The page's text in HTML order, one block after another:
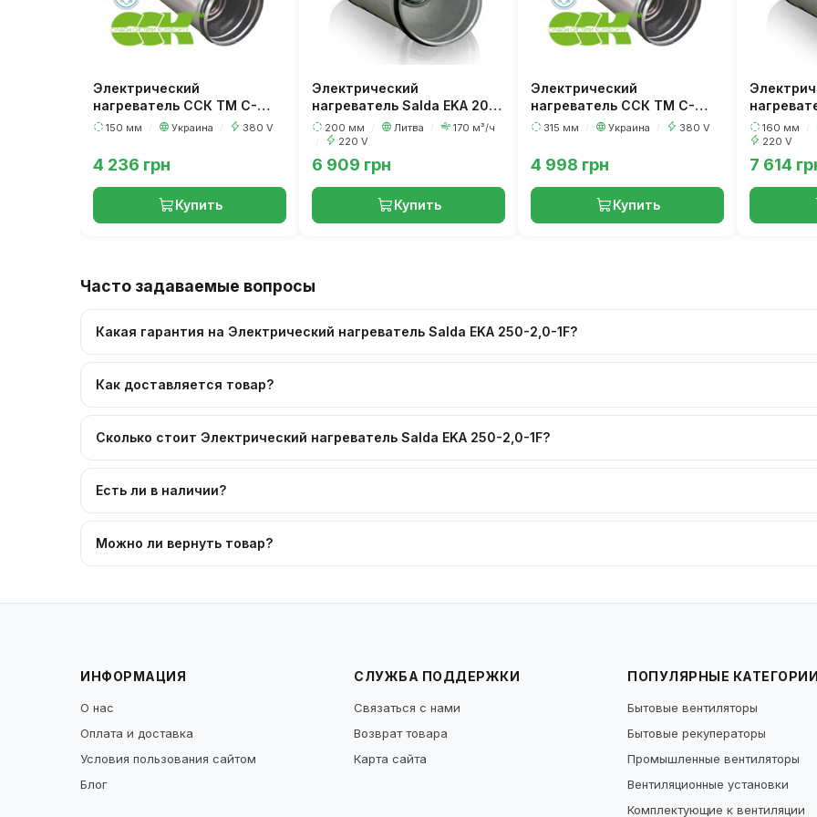
Электрический
нагреватель ССК ТМ C-
EVN-K-150-6,0
150 мм Украина 380 V
4 236 грн
Купить
Электрический
нагреватель Salda EKA 200-
0,6-1F
200 мм Литва
170 м³/ч
220 V
6 909 грн
Купить
Электрический
нагреватель ССК ТМ C-
EVN-K-K-315-6,0
315 мм Украина 380 V
4 998 грн
Купить
3,0-1F
160 мм
220 V
7 614
Часто задаваемые вопросы
Какая гарантия на Электрический нагреватель Salda EKA 250-2,0-1F?
Как доставляется товар?
Сколько стоит Электрический нагреватель Salda EKA 250-2,0-1F?
Есть ли в наличии?
Можно ли вернуть товар?
ИНФОРМАЦИЯ
О нас
Оплата и доставка
Условия пользования сайтом
Блог
СЛУЖБА ПОДДЕРЖКИ
Связаться с нами
Возврат товара
Карта сайта
ПОПУЛЯРНЫЕ КАТЕГОРИИ
Бытовые вентиляторы
Бытовые рекуператоры
Промышленные вентиляторы
Вентиляционные установки
Комплектующие к вентиляции